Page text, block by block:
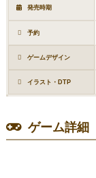
発売時期
予約
ゲームデザイン
イラスト・DTP
ゲーム詳細